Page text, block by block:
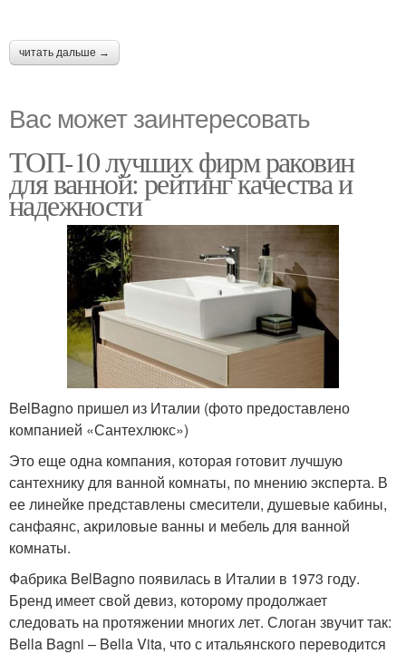
читать дальше →
Вас может заинтересовать
ТОП-10 лучших фирм раковин
для ванной: рейтинг качества и
надежности
BelBagno пришел из Италии (фото предоставлено
компанией «Сантехлюкс»)
Это еще одна компания, которая готовит лучшую
сантехнику для ванной комнаты, по мнению эксперта. В
ее линейке представлены смесители, душевые кабины,
санфаянс, акриловые ванны и мебель для ванной
комнаты.
Фабрика BelBagno появилась в Италии в 1973 году.
Бренд имеет свой девиз, которому продолжает
следовать на протяжении многих лет. Слоган звучит так:
Bella Bagni – Bella Vita, что с итальянского переводится